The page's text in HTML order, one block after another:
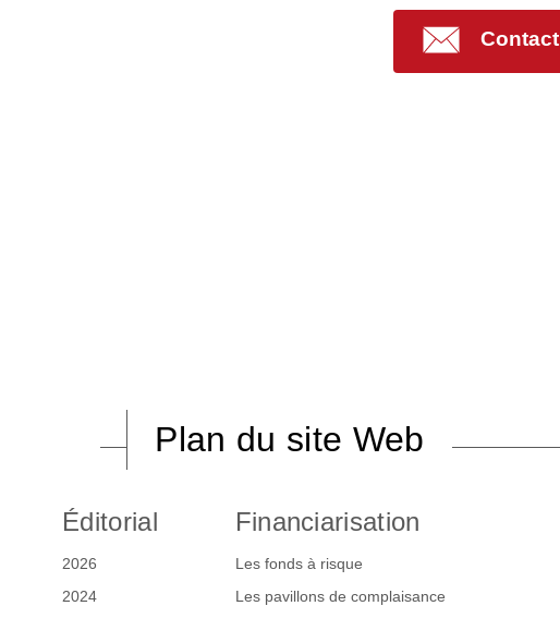
Contact
Plan du site Web
Éditorial
2026
2024
Financiarisation
Les fonds à risque
Les pavillons de complaisance